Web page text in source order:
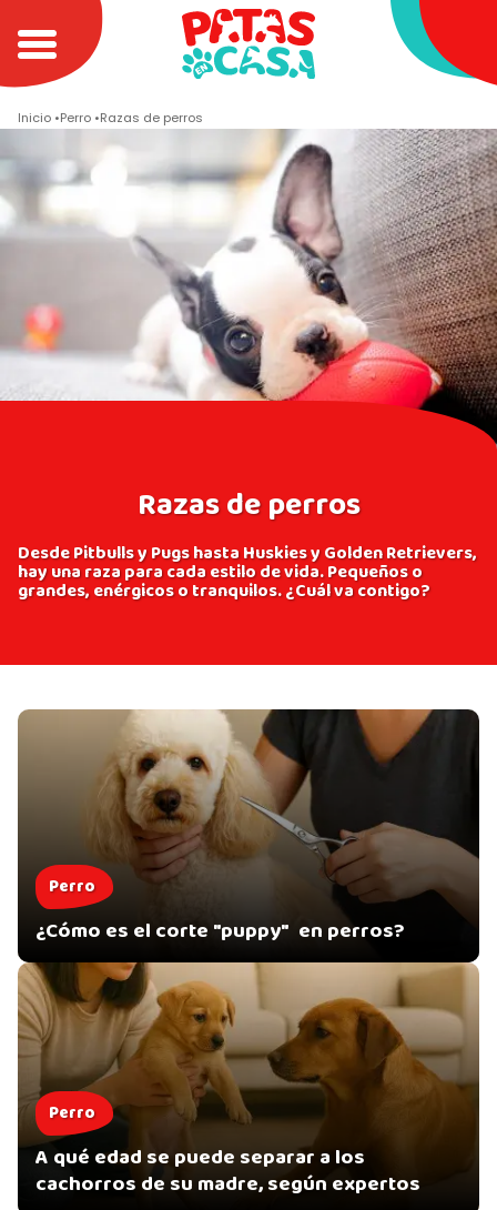
Inicio Perro Razas de perros
Razas de perros
Desde Pitbulls y Pugs hasta Huskies y Golden Retrievers,
hay una raza para cada estilo de vida. Pequeños o
grandes, enérgicos o tranquilos. ¿Cuál va contigo?
Perro
¿Cómo es el corte "puppy" en perros?
Perro
A qué edad se puede separar a los
cachorros de su madre, según expertos